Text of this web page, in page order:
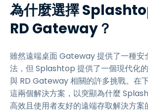
為什麼選擇
RD Gateway？
雖然遠端桌面 Gateway 提供了一種安
法，但 Splashtop 提供了一個現代化
與 RD Gateway 相關的許多挑戰。在
這兩個解決方案，以突顯為什麼
高效且使用者友好的遠端存取解決方案